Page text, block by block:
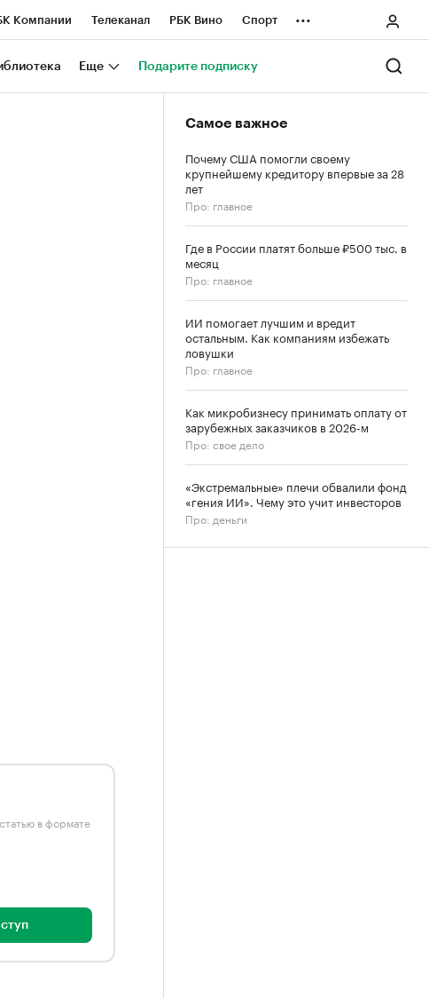
Компании Телеканал РБК Вино Спорт
проекты Город
...
Еще Подарите подписку
в формате
Самое важное
Почему США помогли своему
крупнейшему кредитору впервые за 28
лет
Про: главное
Где в России платят больше ₽500 тыс. в
месяц
Про: главное
ИИ помогает лучшим и вредит
остальным. Как компаниям избежать
ловушки
Про: главное
Как микробизнесу принимать оплату от
зарубежных заказчиков в 2026-м
Про: свое дело
«Экстремальные» плечи обвалили фонд
«гения ИИ». Чему это учит инвесторов
Про: деньги